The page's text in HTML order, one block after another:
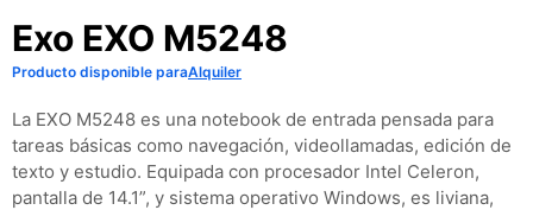
Exo EXO M5248
Producto disponible paraAlquiler
La EXO M5248 es una notebook de entrada pensada para
tareas básicas como navegación, videollamadas, edición de
texto y estudio. Equipada con procesador Intel Celeron,
pantalla de 14.1”, y sistema operativo Windows, es liviana,